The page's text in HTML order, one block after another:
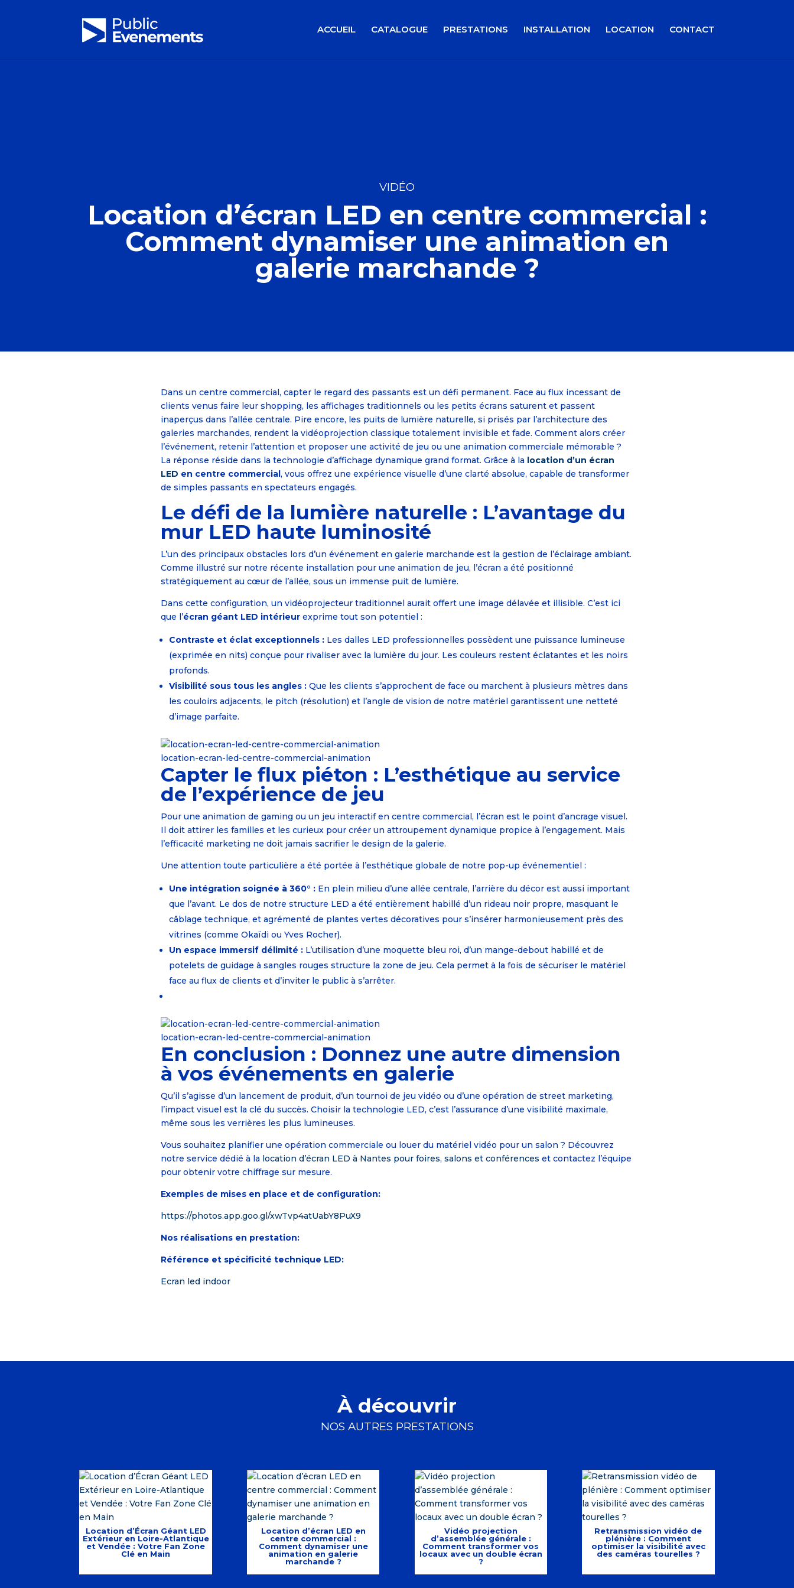
ACCUEIL CATALOGUE PRESTATIONS INSTALLATION LOCATION CONTACT
VIDÉO
Location d’écran LED en centre commercial :
Comment dynamiser une animation en
galerie marchande ?
Dans un centre commercial, capter le regard des passants est un défi permanent. Face au flux incessant de
clients venus faire leur shopping, les affichages traditionnels ou les petits écrans saturent et passent
inaperçus dans l’allée centrale. Pire encore, les puits de lumière naturelle, si prisés par l’architecture des
galeries marchandes, rendent la vidéoprojection classique totalement invisible et fade. Comment alors créer
l’événement, retenir l’attention et proposer une activité de jeu ou une animation commerciale mémorable ?
La réponse réside dans la technologie d’affichage dynamique grand format. Grâce à la location d’un écran
LED en centre commercial , vous offrez une expérience visuelle d’une clarté absolue, capable de transformer
de simples passants en spectateurs engagés.
Le défi de la lumière naturelle : L’avantage du
mur LED haute luminosité
L’un des principaux obstacles lors d’un événement en galerie marchande est la gestion de l’éclairage ambiant.
Comme illustré sur notre récente installation pour une animation de jeu, l’écran a été positionné
stratégiquement au cœur de l’allée, sous un immense puit de lumière.
Dans cette configuration, un vidéoprojecteur traditionnel aurait offert une image délavée et illisible. C’est ici
que l’écran géant LED intérieur exprime tout son potentiel :
Contraste et éclat exceptionnels : Les dalles LED professionnelles possèdent une puissance lumineuse
(exprimée en nits) conçue pour rivaliser avec la lumière du jour. Les couleurs restent éclatantes et les noirs
profonds.
Visibilité sous tous les angles : Que les clients s’approchent de face ou marchent à plusieurs mètres dans
les couloirs adjacents, le pitch (résolution) et l’angle de vision de notre matériel garantissent une netteté
d’image parfaite.
location-ecran-led-centre-commercial-animation
Capter le flux piéton : L’esthétique au service
de l’expérience de jeu
Pour une animation de gaming ou un jeu interactif en centre commercial, l’écran est le point d’ancrage visuel.
Il doit attirer les familles et les curieux pour créer un attroupement dynamique propice à l’engagement. Mais
l’efficacité marketing ne doit jamais sacrifier le design de la galerie.
Une attention toute particulière a été portée à l’esthétique globale de notre pop-up événementiel :
Une intégration soignée à 360° : En plein milieu d’une allée centrale, l’arrière du décor est aussi important
que l’avant. Le dos de notre structure LED a été entièrement habillé d’un rideau noir propre, masquant le
câblage technique, et agrémenté de plantes vertes décoratives pour s’insérer harmonieusement près des
vitrines (comme Okaïdi ou Yves Rocher).
Un espace immersif délimité : L’utilisation d’une moquette bleu roi, d’un mange-debout habillé et de
potelets de guidage à sangles rouges structure la zone de jeu. Cela permet à la fois de sécuriser le matériel
face au flux de clients et d’inviter le public à s’arrêter.
location-ecran-led-centre-commercial-animation
En conclusion : Donnez une autre dimension
à vos événements en galerie
Qu’il s’agisse d’un lancement de produit, d’un tournoi de jeu vidéo ou d’une opération de street marketing,
l’impact visuel est la clé du succès. Choisir la technologie LED, c’est l’assurance d’une visibilité maximale,
même sous les verrières les plus lumineuses.
Vous souhaitez planifier une opération commerciale ou louer du matériel vidéo pour un salon ? Découvrez
notre service dédié à la location d’écran LED à Nantes pour foires, salons et conférences et contactez l’équipe
pour obtenir votre chiffrage sur mesure.
Exemples de mises en place et de configuration:
https://photos.app.goo.gl/xwTvp4atUabY8PuX9
Nos réalisations en prestation:
Référence et spécificité technique LED:
Ecran led indoor
À découvrir
NOS AUTRES PRESTATIONS
Location d’Écran Géant LED
Extérieur en Loire-Atlantique
et Vendée : Votre Fan Zone
Clé en Main
Location d’écran LED en
centre commercial :
Comment dynamiser une
animation en galerie
marchande ?
Vidéo projection
d’assemblée générale :
Comment transformer vos
locaux avec un double écran
?
Retransmission vidéo de
plénière : Comment
optimiser la visibilité avec
des caméras tourelles ?